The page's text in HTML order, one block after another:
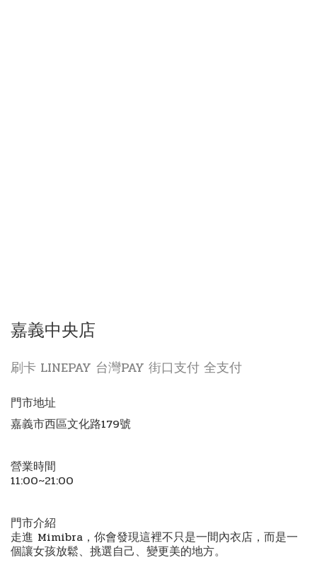
嘉義中央店
刷卡 LINEPAY 台灣PAY 街口支付 全支付
門市地址
嘉義市西區文化路179號
營業時間
11:00~21:00
門市介紹
走進 Mimibra，你會發現這裡不只是一間內衣店，而是一
個讓女孩放鬆、挑選自己、變更美的地方。